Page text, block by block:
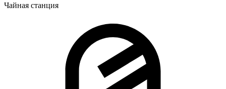
Чайная станция